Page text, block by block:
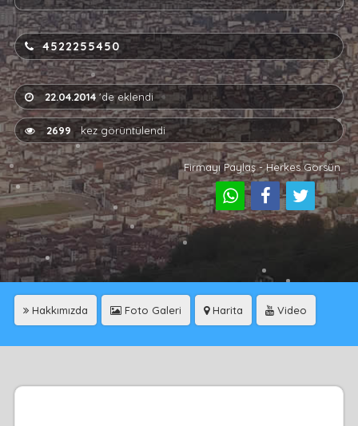
4522255450
22.04.2014'de eklendi
2699 kez görüntülendi
Firmayı Paylaş - Herkes Görsün
Hakkımızda Foto Galeri Harita Video